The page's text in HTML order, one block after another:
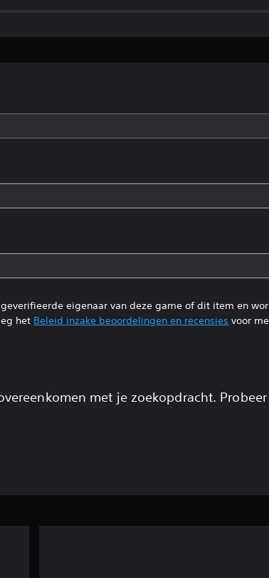
eigenaar van deze game of dit item en
het Beleid inzake beoordelingen en recensies voor
met je zoekopdracht.